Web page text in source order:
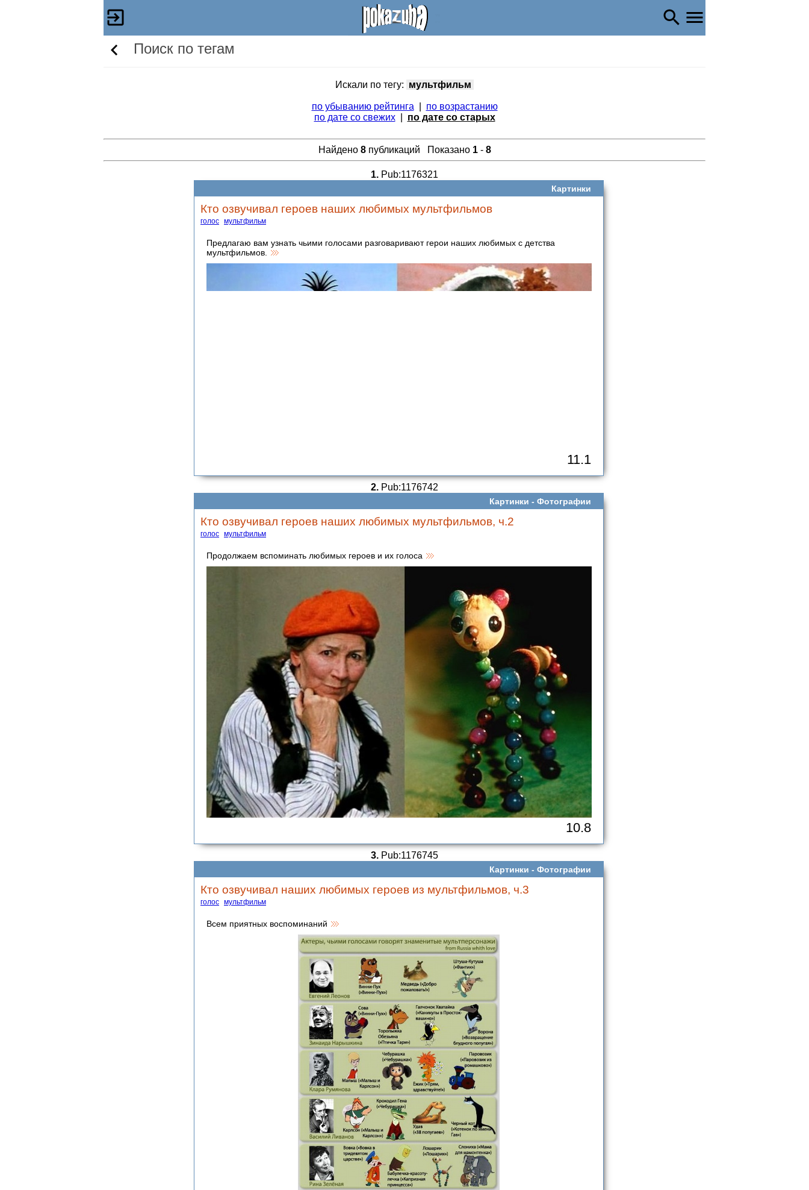
Поиск по тегам
Искали по тегу: мультфильм
по убыванию рейтинга
по возрастанию
по дате со свежих| по дате со старых
Найдено 8публикаций Показано 1- 8
1. Pub:1176321
Картинки
Кто озвучивал героев наших любимых мультфильмов
голос мультфильм
Предлагаю вам узнать чьими голосами разговаривают герои наших любимых с детства
мультфильмов.
11.1
2. Pub:1176742
Картинки - Фотографии
Кто озвучивал героев наших любимых мультфильмов, ч.2
голос мультфильм
Продолжаем вспоминать любимых героев и их голоса
10.8
3. Pub:1176745
Картинки - Фотографии
Кто озвучивал наших любимых героев из мультфильмов, ч.3
голос мультфильм
Всем приятных воспоминаний